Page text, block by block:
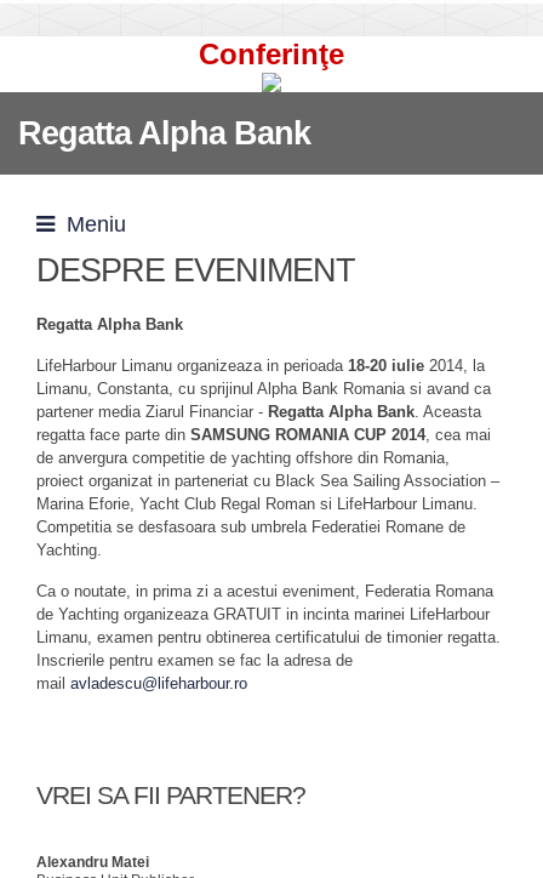
Conferinţe
Regatta Alpha Bank
Meniu
DESPRE EVENIMENT
Regatta Alpha Bank
LifeHarbour Limanu organizeaza in perioada 18-20 iulie 2014, la
Limanu, Constanta, cu sprijinul Alpha Bank Romania si avand ca
partener media Ziarul Financiar - Regatta Alpha Bank. Aceasta
regatta face parte din SAMSUNG ROMANIA CUP 2014, cea mai
de anvergura competitie de yachting offshore din Romania,
proiect organizat in parteneriat cu Black Sea Sailing Association –
Marina Eforie, Yacht Club Regal Roman si LifeHarbour Limanu.
Competitia se desfasoara sub umbrela Federatiei Romane de
Yachting.
Ca o noutate, in prima zi a acestui eveniment, Federatia Romana
de Yachting organizeaza GRATUIT in incinta marinei LifeHarbour
Limanu, examen pentru obtinerea certificatului de timonier regatta.
Inscrierile pentru examen se fac la adresa de
mail avladescu@lifeharbour.ro
VREI SA FII PARTENER?
Alexandru Matei